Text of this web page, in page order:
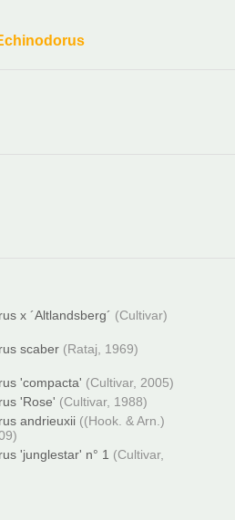
x ´Altlandsberg´ (Cultivar)
scaber (Rataj, 1969)
'compacta' (Cultivar, 2005)
'Rose' (Cultivar, 1988)
andrieuxii ((Hook. & Arn.)
'junglestar' n° 1 (Cultivar,